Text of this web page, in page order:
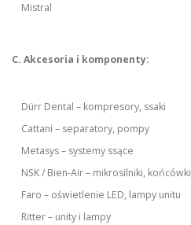
Mistral
C. Akcesoria i komponenty:
Dürr Dental – kompresory, ssaki
Cattani – separatory, pompy
Metasys – systemy ssące
NSK / Bien-Air – mikrosilniki, końcówki
Faro – oświetlenie LED, lampy unitu
Ritter – unity i lampy